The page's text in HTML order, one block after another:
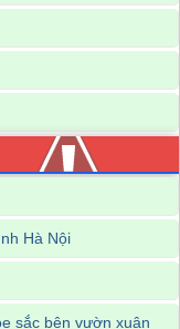
Hà Nội
sắc bên vườn xuân